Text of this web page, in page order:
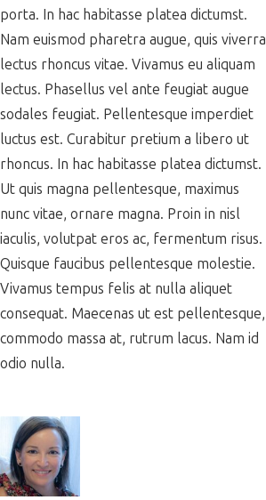
porta. In hac habitasse platea dictumst.
Nam euismod pharetra augue, quis viverra
lectus rhoncus vitae. Vivamus eu aliquam
lectus. Phasellus vel ante feugiat augue
sodales feugiat. Pellentesque imperdiet
luctus est. Curabitur pretium a libero ut
rhoncus. In hac habitasse platea dictumst.
Ut quis magna pellentesque, maximus
nunc vitae, ornare magna. Proin in nisl
iaculis, volutpat eros ac, fermentum risus.
Quisque faucibus pellentesque molestie.
Vivamus tempus felis at nulla aliquet
consequat. Maecenas ut est pellentesque,
commodo massa at, rutrum lacus. Nam id
odio nulla.